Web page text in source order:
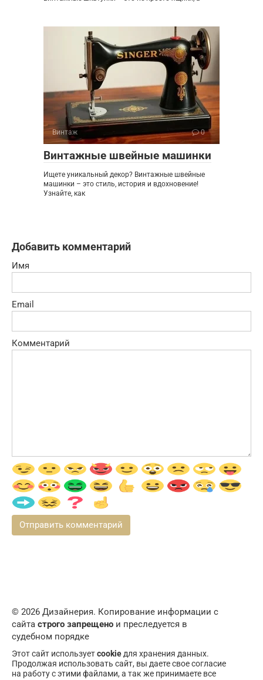
Винтаж 0
Винтажные швейные машинки
Ищете уникальный декор? Винтажные швейные
машинки – это стиль, история и вдохновение!
Узнайте, как
Добавить комментарий
Имя
Email
Комментарий
© 2026 Дизайнерия. Копирование информации с
сайта строго запрещено и преследуется в
судебном порядке
Этот сайт используетcookieдля хранения данных.
Продолжая использовать сайт, вы даете свое согласие
на работу с этими файлами, а так же принимаете все